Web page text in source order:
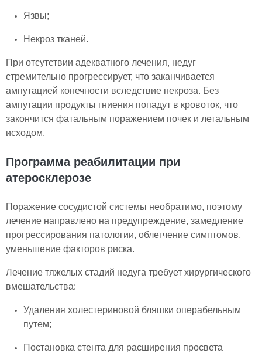
Язвы;
Некроз тканей.
При отсутствии адекватного лечения, недуг
стремительно прогрессирует, что заканчивается
ампутацией конечности вследствие некроза. Без
ампутации продукты гниения попадут в кровоток, что
закончится фатальным поражением почек и летальным
исходом.
Программа реабилитации при
атеросклерозе
Поражение сосудистой системы необратимо, поэтому
лечение направлено на предупреждение, замедление
прогрессирования патологии, облегчение симптомов,
уменьшение факторов риска.
Лечение тяжелых стадий недуга требует хирургического
вмешательства:
Удаления холестериновой бляшки операбельным
путем;
Постановка стента для расширения просвета